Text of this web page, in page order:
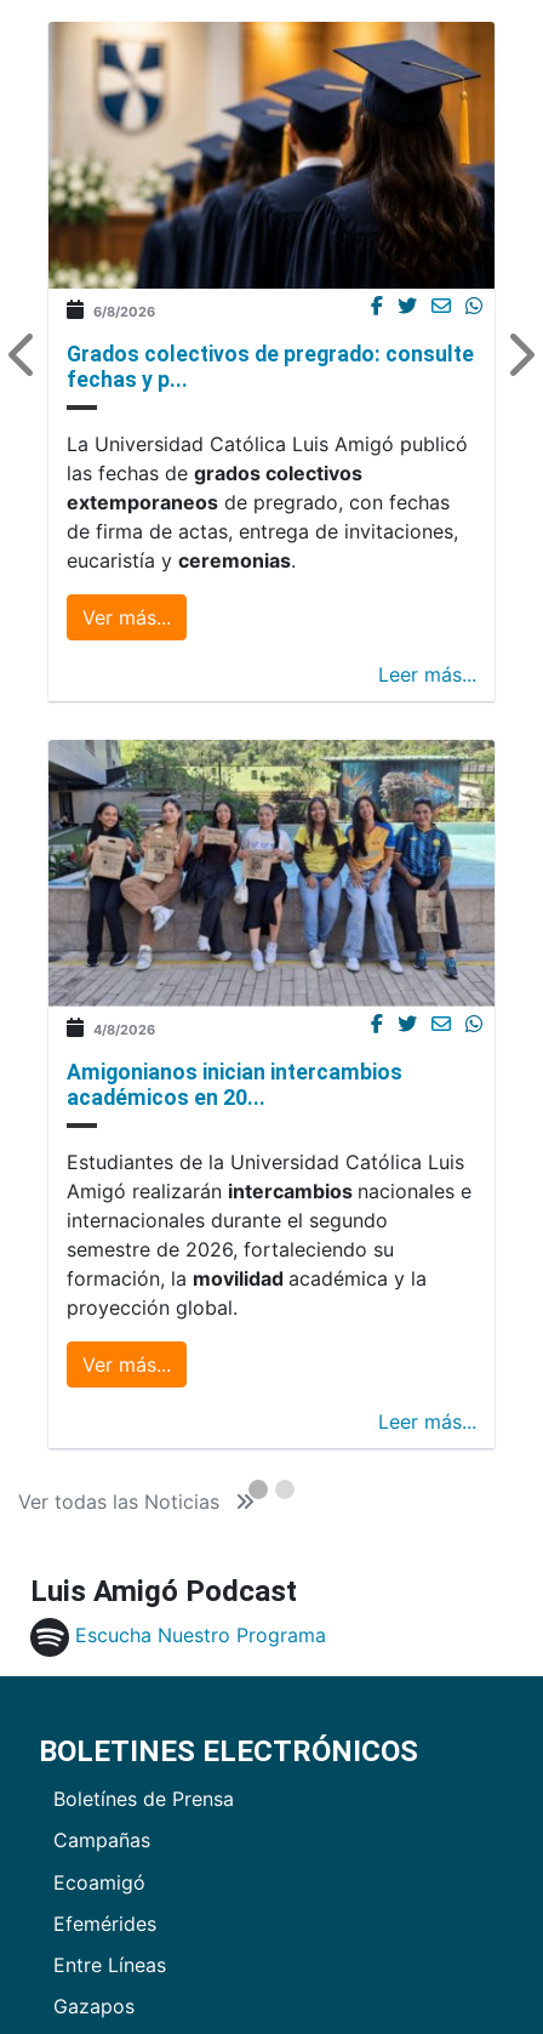
6/8/2026
Grados colectivos de pregrado: consulte
fechas y p...
La Universidad Católica Luis Amigó publicó
las fechas de grados colectivos
extemporaneos de pregrado, con fechas
de firma de actas, entrega de invitaciones,
eucaristía y ceremonias.
Ver más...
Leer más...
4/8/2026
Amigonianos inician intercambios
académicos en 20...
Estudiantes de la Universidad Católica Luis
Amigó realizarán intercambios nacionales e
internacionales durante el segundo
semestre de 2026, fortaleciendo su
formación, la movilidad académica y la
proyección global.
Ver más...
Leer más...
Ver todas las Noticias
Luis Amigó Podcast
Escucha Nuestro Programa
BOLETINES ELECTRÓNICOS
Boletínes de Prensa
Campañas
Ecoamigó
Efemérides
Entre Líneas
Gazapos